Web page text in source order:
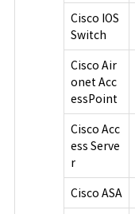
Cisco IOS
Switch
Cisco Air
onet Acc
essPoint
Cisco Acc
ess Serve
r
Cisco ASA